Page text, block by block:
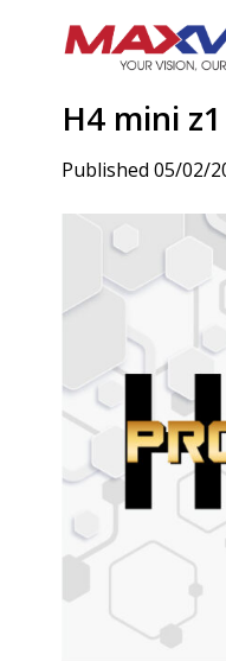
H4 mini z1
Published 05/02/